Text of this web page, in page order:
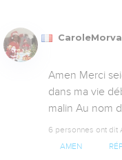
Amen Merci
dans ma vie
malin Au nom
6 personnes ont dit
AMEN